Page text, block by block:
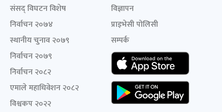
संसद् विघटन विशेष
निर्वाचन २०७४
स्थानीय चुनाव २०७९
निर्वाचन २०७९
निर्वाचन २०८२
एमाले महाधिवेशन २०८२
विश्वकप २०२२
विज्ञापन
प्राइभेसी पोलिसी
सम्पर्क